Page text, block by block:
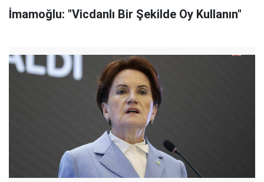
İmamoğlu: "Vicdanlı Bir Şekilde Oy Kullanın"